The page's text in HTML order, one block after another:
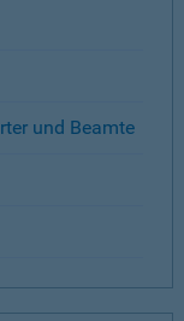
und Beamte